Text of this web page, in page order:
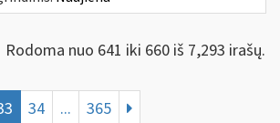
Rodoma nuo 641 iki 660 iš 7,293 irašų.
34 ... 365